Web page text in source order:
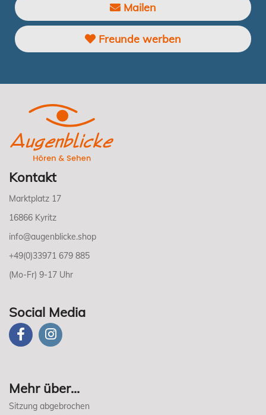
Mailen
Freunde werben
Kontakt
Marktplatz 17
16866 Kyritz
info@augenblicke.shop
+49(0)33971 679 885
(Mo-Fr) 9-17 Uhr
Social Media
Mehr über...
Sitzung abgebrochen